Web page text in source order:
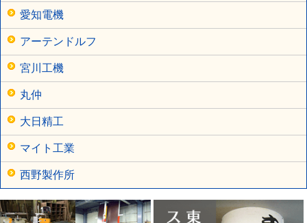
愛知電機
アーテンドルフ
宮川工機
丸仲
大日精工
マイト工業
西野製作所